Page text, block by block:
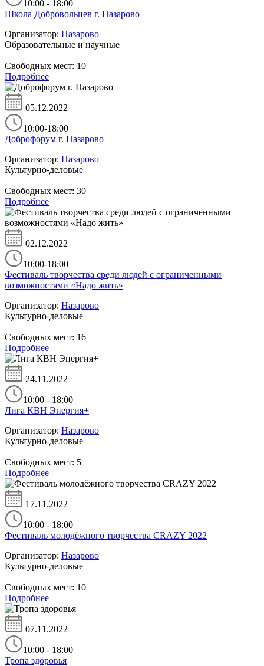
10:00 - 18:00
Школа Добровольцев г. Назарово
Организатор: Назарово
Образовательные и научные
Свободных мест: 10
Подробнее
05.12.2022
10:00-18:00
Доброфорум г. Назарово
Организатор: Назарово
Культурно-деловые
Свободных мест: 30
Подробнее
02.12.2022
10:00-18:00
Фестиваль творчества среди людей с ограниченными
возможностями «Надо жить»
Организатор: Назарово
Культурно-деловые
Свободных мест: 16
Подробнее
24.11.2022
10:00 - 18:00
Лига КВН Энергия+
Организатор: Назарово
Культурно-деловые
Свободных мест: 5
Подробнее
17.11.2022
10:00 - 18:00
Фестиваль молодёжного творчества CRAZY 2022
Организатор: Назарово
Культурно-деловые
Свободных мест: 10
Подробнее
07.11.2022
10:00 - 18:00
Тропа здоровья